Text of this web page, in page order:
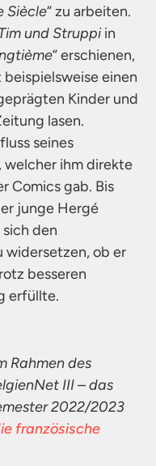
Siècle“ zu arbeiten.
und Struppi in
“ erschienen,
einen
Kinder und
lasen.
seines
welcher ihm direkte
Comics gab. Bis
junge Hergé
den
widersetzen, ob er
besseren
erfüllte.
Rahmen des
III – das
2022/2023
französische